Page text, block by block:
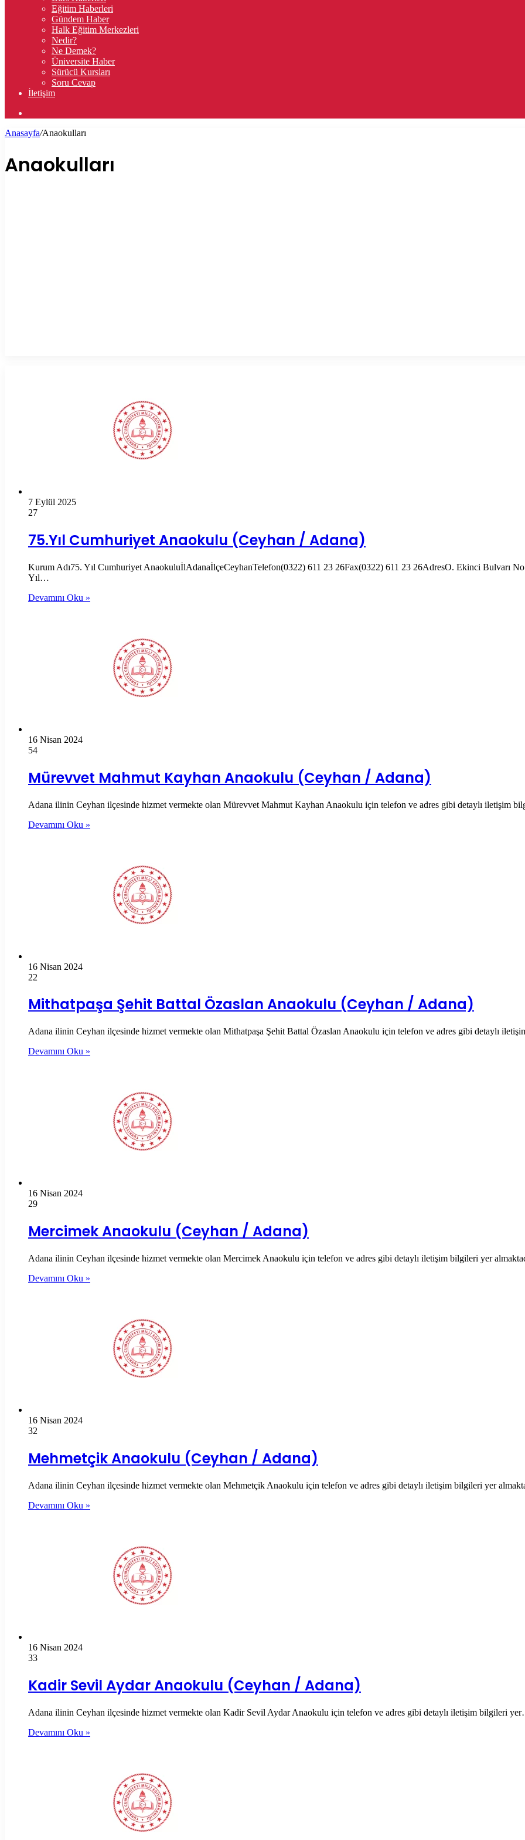
Eğitim Haberleri
Gündem Haber
Halk Eğitim Merkezleri
Nedir?
Ne Demek?
Üniversite Haber
Sürücü Kursları
Soru Cevap
İletişim
...
Anasayfa/Anaokulları
Anaokulları
7 Eylül 2025
27
75.Yıl Cumhuriyet Anaokulu (Ceyhan / Adana)
Kurum Adı75. Yıl Cumhuriyet AnaokuluİlAdanaİlçeCeyhanTelefon(0322) 611 23 26Fax(0322) 611 23 26AdresO. Ekinci Bulvarı
Yıl…
Devamını Oku »
16 Nisan 2024
54
Mürevvet Mahmut Kayhan Anaokulu (Ceyhan / Adana)
Adana ilinin Ceyhan ilçesinde hizmet vermekte olan Mürevvet Mahmut Kayhan Anaokulu için telefon ve adres gibi detaylı iletişim
Devamını Oku »
16 Nisan 2024
22
Mithatpaşa Şehit Battal Özaslan Anaokulu (Ceyhan / Adana)
Adana ilinin Ceyhan ilçesinde hizmet vermekte olan Mithatpaşa Şehit Battal Özaslan Anaokulu için telefon ve adres gibi detaylı
Devamını Oku »
16 Nisan 2024
29
Mercimek Anaokulu (Ceyhan / Adana)
Adana ilinin Ceyhan ilçesinde hizmet vermekte olan Mercimek Anaokulu için telefon ve adres gibi detaylı iletişim bilgileri yer
Devamını Oku »
16 Nisan 2024
32
Mehmetçik Anaokulu (Ceyhan / Adana)
Adana ilinin Ceyhan ilçesinde hizmet vermekte olan Mehmetçik Anaokulu için telefon ve adres gibi detaylı iletişim bilgileri yer
Devamını Oku »
16 Nisan 2024
33
Kadir Sevil Aydar Anaokulu (Ceyhan / Adana)
Adana ilinin Ceyhan ilçesinde hizmet vermekte olan Kadir Sevil Aydar Anaokulu için telefon ve adres gibi detaylı iletişim bilgileri
Devamını Oku »